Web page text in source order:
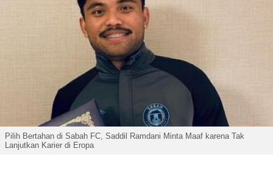
Pilih Bertahan di Sabah FC, Saddil Ramdani Minta Maaf karena Tak
Lanjutkan Karier di Eropa